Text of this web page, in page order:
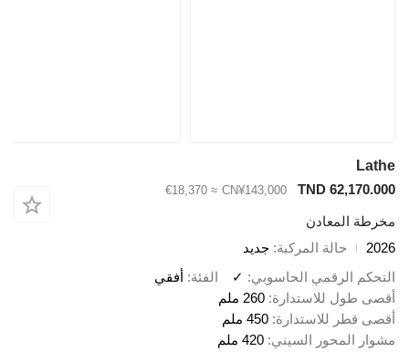
Lathe
TND 62,170.000
CN¥143,000
≈ €18,370
مخرطة المعادن
2026
حالة المركبة جديد
التحكم الرقمي الحاسوبي
✓ الفئة أفقي
أقصى طول للاستدارة 260 ملم
أقصى قطر للاستدارة 450 ملم
مشوار المحور السيني 420 ملم